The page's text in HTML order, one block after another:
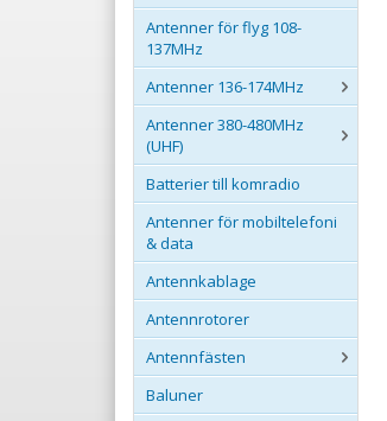
Antenner för flyg 108-
137MHz
Antenner 136-174MHz
Antenner 380-480MHz
(UHF)
Batterier till komradio
Antenner för mobiltelefoni
& data
Antennkablage
Antennrotorer
Antennfästen
Baluner